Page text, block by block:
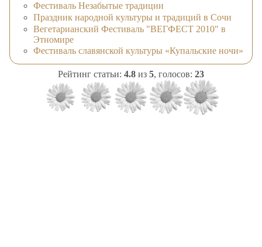
Фестиваль Незабытые традиции
Праздник народной культуры и традиций в Сочи
Вегетарианский Фестиваль "ВЕГФЕСТ 2010" в
Этномире
Фестиваль славянской культуры «Купальские ночи»
Рейтинг статьи: 4.8 из 5, голосов: 23